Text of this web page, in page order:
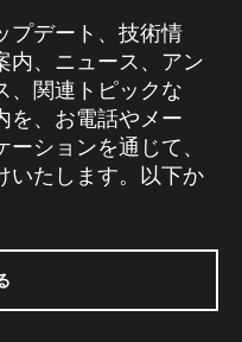
プデート、技術情
内、ニュース、アン
、関連トピックな
を、お電話やメー
ションを通じて、
いたします。以下か